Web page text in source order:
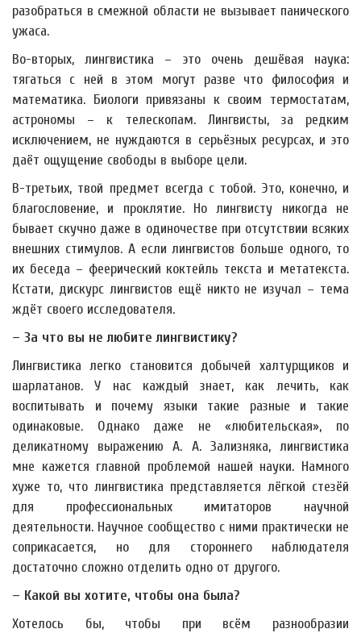
разобраться в смежной области не вызывает панического
ужаса.
Во-вторых, лингвистика – это очень дешёвая наука:
тягаться с ней в этом могут разве что философия и
математика. Биологи привязаны к своим термостатам,
астрономы – к телескопам. Лингвисты, за редким
исключением, не нуждаются в серьёзных ресурсах, и это
даёт ощущение свободы в выборе цели.
В-третьих, твой предмет всегда с тобой. Это, конечно, и
благословение, и проклятие. Но лингвисту никогда не
бывает скучно даже в одиночестве при отсутствии всяких
внешних стимулов. А если лингвистов больше одного, то
их беседа – феерический коктейль текста и метатекста.
Кстати, дискурс лингвистов ещё никто не изучал – тема
ждёт своего исследователя.
– За что вы не любите лингвистику?
Лингвистика легко становится добычей халтурщиков и
шарлатанов. У нас каждый знает, как лечить, как
воспитывать и почему языки такие разные и такие
одинаковые. Однако даже не «любительская», по
деликатному выражению А. А. Зализняка, лингвистика
мне кажется главной проблемой нашей науки. Намного
хуже то, что лингвистика представляется лёгкой стезёй
для профессиональных имитаторов научной
деятельности. Научное сообщество с ними практически не
соприкасается, но для стороннего наблюдателя
достаточно сложно отделить одно от другого.
– Какой вы хотите, чтобы она была?
Хотелось бы, чтобы при всём разнообразии